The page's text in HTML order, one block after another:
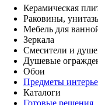
Керамическая
Раковины,
Мебель для
Зеркала
Смесители и
Душевые
Обои
Предметы
Каталоги
Готовые решения